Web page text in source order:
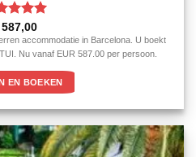
5
587,00
accommodatie in Barcelona. U boekt
Nu vanaf EUR 587.00 per persoon.
EN BOEKEN